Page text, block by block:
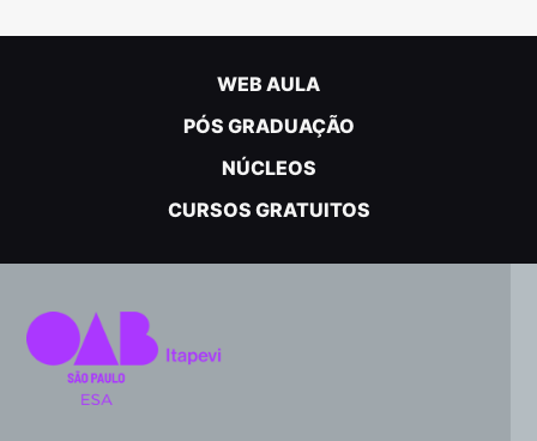
WEB AULA
PÓS GRADUAÇÃO
NÚCLEOS
CURSOS GRATUITOS